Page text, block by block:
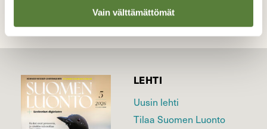
Vain välttämättömät
LEHTI
Uusin lehti
Tilaa Suomen Luonto